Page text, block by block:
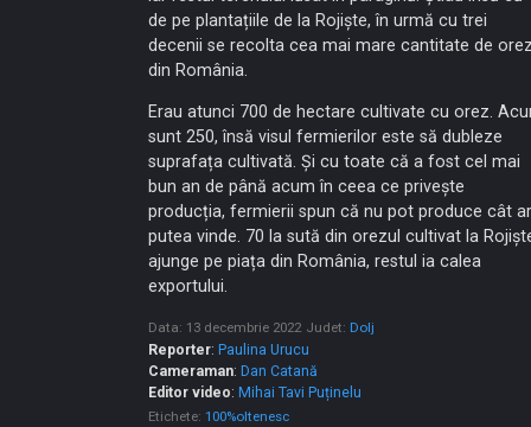
de pe plantațiile de la Rojiște, în urmă cu trei
decenii se recolta cea mai mare cantitate de orez
din România.
Erau atunci 700 de hectare cultivate cu orez.
sunt 250, însă visul fermierilor este să dubleze
suprafața cultivată. Și cu toate că a fost cel mai
bun an de până acum în ceea ce privește
producția, fermierii spun că nu pot produce cât ar
putea vinde. 70 la sută din orezul cultivat la
ajunge pe piața din România, restul ia calea
exportului.
Data: 13 decembrie 2022 Judet: Dolj
Reporter: Paulina Urucu
Cameraman: Dan Catană
Editor video: Mihai Tavi Puținelu
Etichete: 100%oltenesc